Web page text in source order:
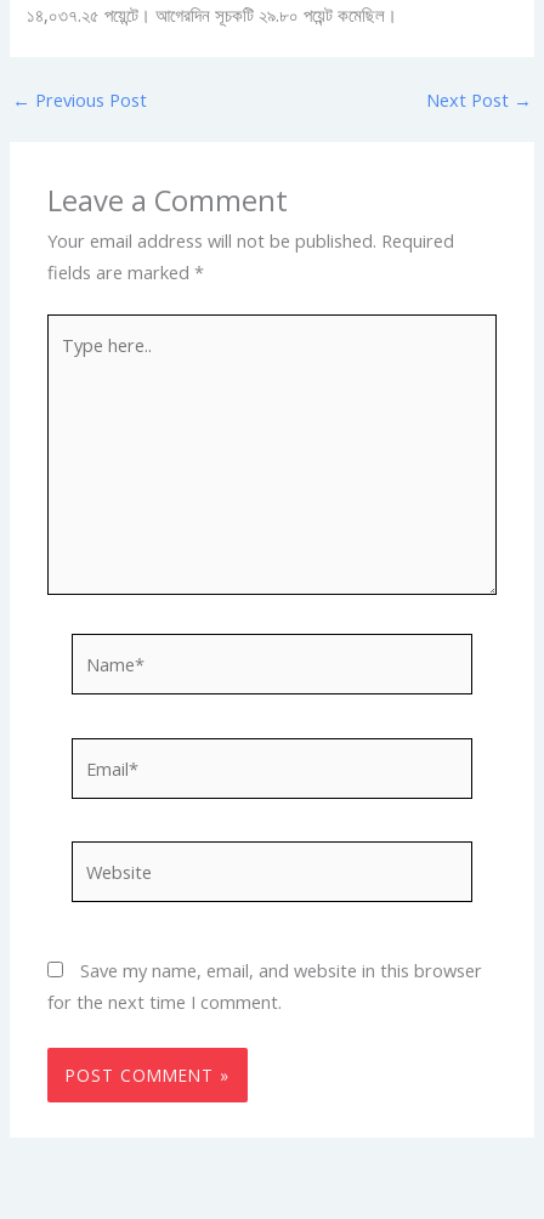
১৪,০৩৭.২৫ পয়েন্টে। আগেরদিন সূচকটি ২৯.৮০ পয়েন্ট কমেছিল।
← Previous Post Next Post →
Leave a Comment
Your email address will not be published. Required
fields are marked*
here..
Save my name, email, and website in this browser
for the next time I comment.